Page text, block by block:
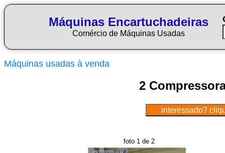
Máquinas Encartuchadeiras
Comércio de Máquinas Usadas
Máquinas usadas à venda
2
foto 1 de 2